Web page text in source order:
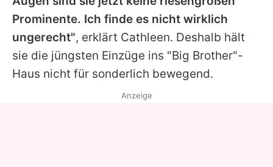
Prominente. Ich finde es nicht wirklich
ungerecht", erklärt Cathleen. Deshalb hält
sie die jüngsten Einzüge ins "Big Brother"-
Haus nicht für sonderlich bewegend.
Anzeige